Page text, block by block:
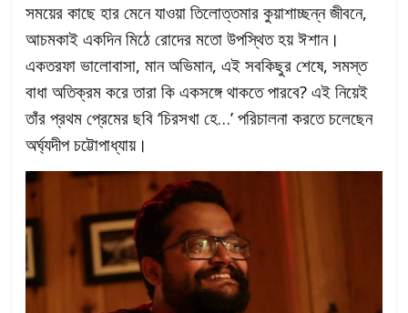
সময়ের কাছে হার মেনে যাওয়া তিলোত্তমার কুয়াশাচ্ছন্ন জীবনে,
আচমকাই একদিন মিঠে রোদের মতো উপস্থিত হয় ঈশান।
একতরফা ভালোবাসা, মান অভিমান, এই সবকিছুর শেষে, সমস্ত
বাধা অতিক্রম করে তারা কি একসঙ্গে থাকতে পারবে?এই নিয়েই
তাঁর প্রথম প্রেমের ছবি ‘চিরসখা হে…’ পরিচালনা করতে চলেছেন
অর্ঘ্যদীপ চট্টোপাধ্যায়।